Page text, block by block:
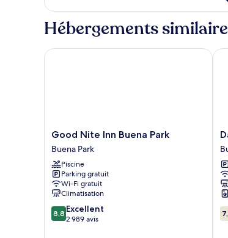
le
type
de
Chambre
aux
personnes
mobilité
réduite
(Mobility)
Hébergements
Good
Nite
Inn
Buena
Park
Buena
Park
Good Nite Inn Buena Park
Buena Park
Piscine
Parking gratuit
Wi-Fi gratuit
Climatisation
8.8
sur
8,8 Excellent
2 989 avis
Good Nite Inn Buena Park
Inn